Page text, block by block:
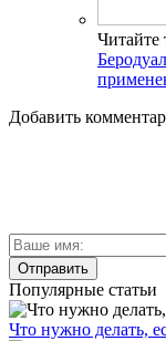
Читайте
Добавить
Популярные статьи
Что нужно делать,